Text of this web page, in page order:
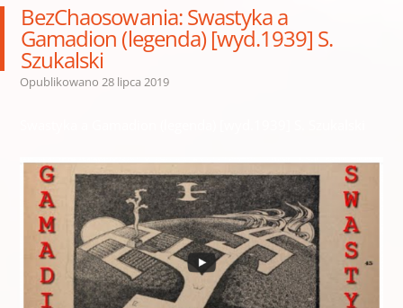
BezChaosowania: Swastyka a
Gamadion (legenda) [wyd.1939] S.
Szukalski
Opublikowano 28 lipca 2019